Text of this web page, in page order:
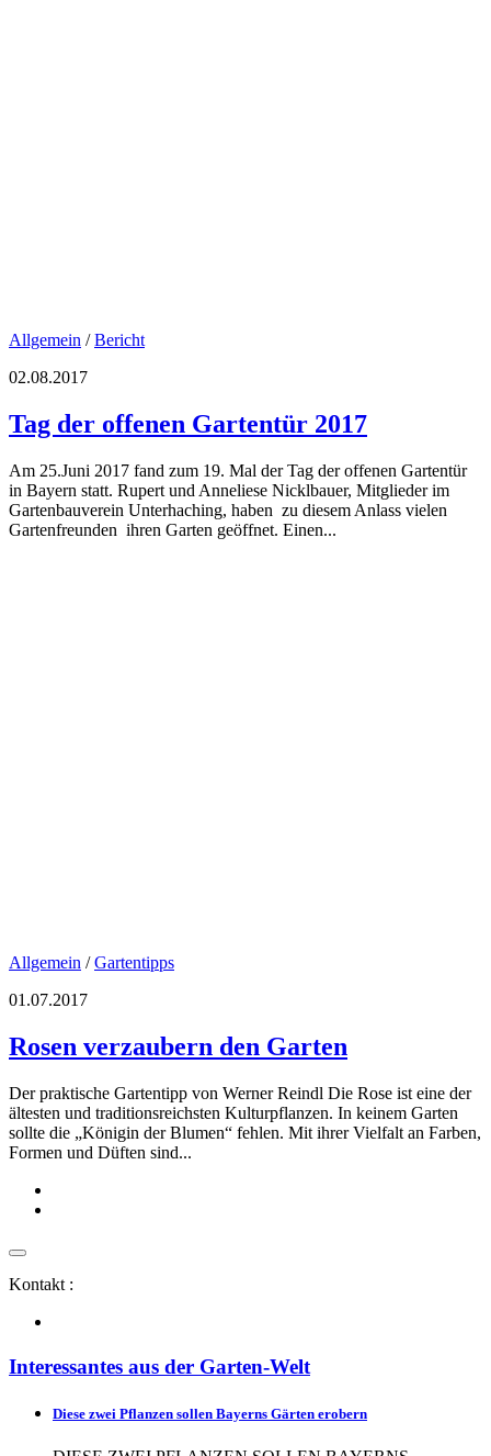
Allgemein /Bericht
02.08.2017
Tag der offenen Gartentür 2017
Am 25.Juni 2017 fand zum 19. Mal der Tag der offenen Gartentür
in Bayern statt. Rupert und Anneliese Nicklbauer, Mitglieder im
Gartenbauverein Unterhaching, haben zu diesem Anlass vielen
Gartenfreunden ihren Garten geöffnet. Einen...
Allgemein /Gartentipps
01.07.2017
Rosen verzaubern den Garten
Der praktische Gartentipp von Werner Reindl Die Rose ist eine der
ältesten und traditionsreichsten Kulturpflanzen. In keinem Garten
sollte die „Königin der Blumen“ fehlen. Mit ihrer Vielfalt an Farben,
Formen und Düften sind...
Kontakt :
Interessantes aus der Garten-Welt
Diese zwei Pflanzen sollen Bayerns Gärten erobern